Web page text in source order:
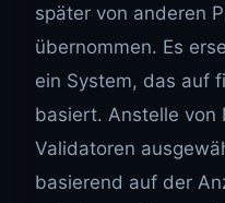
später von anderen
übernommen. Es
ein System, das auf
basiert. Anstelle von
Validatoren
basierend auf der